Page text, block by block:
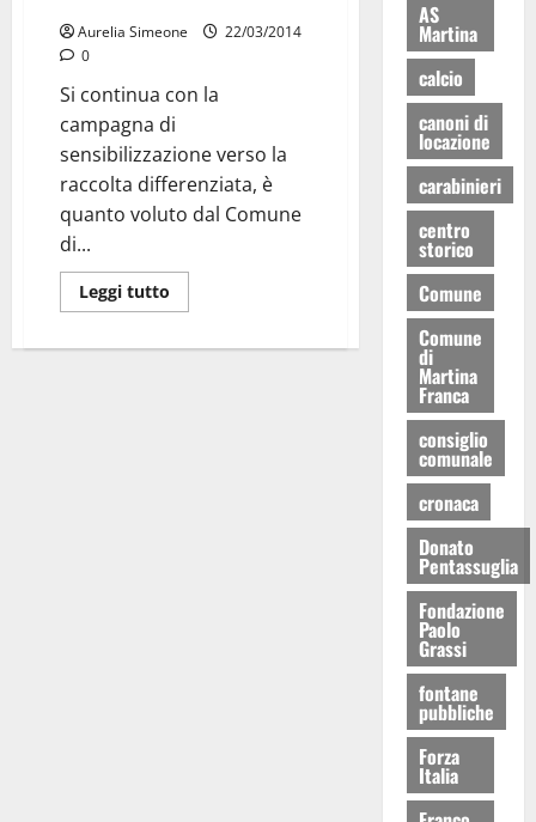
Aurelia Simeone
22/03/2014
0
Si continua con la
campagna di
sensibilizzazione verso la
raccolta differenziata, è
quanto voluto dal Comune
di...
Leggi tutto
AS
Martina
calcio
canoni di
locazione
carabinieri
centro
storico
Comune
Comune
di
Martina
Franca
consiglio
comunale
cronaca
Donato
Pentassuglia
Fondazione
Paolo
Grassi
fontane
pubbliche
Forza
Italia